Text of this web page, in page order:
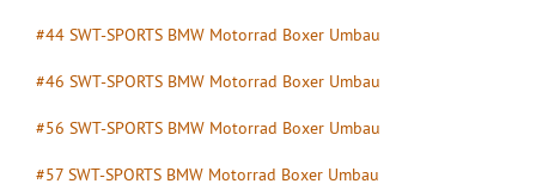
#44 SWT-SPORTS BMW Motorrad Boxer Umbau
#46 SWT-SPORTS BMW Motorrad Boxer Umbau
#56 SWT-SPORTS BMW Motorrad Boxer Umbau
#57 SWT-SPORTS BMW Motorrad Boxer Umbau